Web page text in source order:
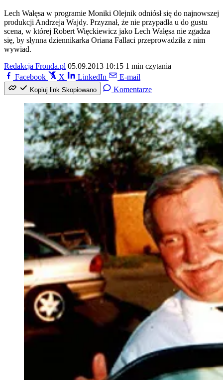
Lech Wałęsa w programie Moniki Olejnik odniósł się do najnowszej
produkcji Andrzeja Wajdy. Przyznał, że nie przypadła u do gustu
scena, w której Robert Więckiewicz jako Lech Wałęsa nie zgadza
się, by słynna dziennikarka Oriana Fallaci przeprowadziła z nim
wywiad.
Redakcja Fronda.pl 05.09.2013 10:15 1 min czytania
Facebook
X LinkedIn E-mail
Kopiuj link Skopiowano Komentarze